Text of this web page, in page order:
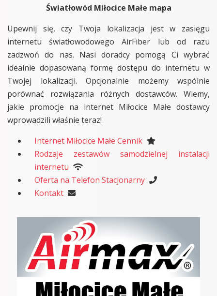
Światłowód Miłocice Małe mapa
Upewnij się, czy Twoja lokalizacja jest w zasięgu
internetu światłowodowego AirFiber lub od razu
zadzwoń do nas. Nasi doradcy pomogą Ci wybrać
idealnie dopasowaną formę dostępu do internetu w
Twojej lokalizacji. Opcjonalnie możemy wspólnie
porównać rozwiązania różnych dostawców. Wiemy,
jakie promocje na internet Miłocice Małe dostawcy
wprowadzili właśnie teraz!
Internet Miłocice Małe Cennik
Rodzaje zestawów samodzielnej instalacji
internetu
Oferta na Telefon Stacjonarny
Kontakt